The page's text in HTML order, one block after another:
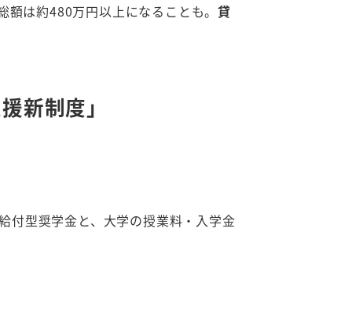
額は約480万円以上になることも。貸
新制度」
付型奨学金と、大学の授業料・入学金